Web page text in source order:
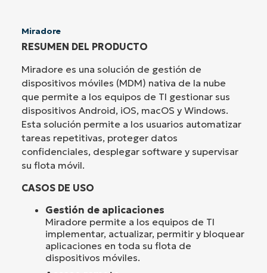
Miradore
RESUMEN DEL PRODUCTO
Miradore es una solución de gestión de
dispositivos móviles (MDM) nativa de la nube
que permite a los equipos de TI gestionar sus
dispositivos Android, iOS, macOS y Windows.
Esta solución permite a los usuarios automatizar
tareas repetitivas, proteger datos
confidenciales, desplegar software y supervisar
su flota móvil.
CASOS DE USO
Gestión de aplicaciones
Miradore permite a los equipos de TI
implementar, actualizar, permitir y bloquear
aplicaciones en toda su flota de
dispositivos móviles.